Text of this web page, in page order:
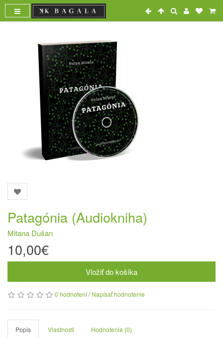
Patagónia (Audiokniha)
Mitana Dušan
10,00€
Vložiť do košíka
0 hodnotení/Napísať hodnotenie
Popis Vlastnosti Hodnotenia (0)